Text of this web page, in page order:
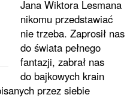
Jana Wiktora Lesmana
nikomu przedstawiać
nie trzeba. Zaprosił nas
do świata pełnego
fantazji, zabrał nas
do bajkowych krain
przez siebie